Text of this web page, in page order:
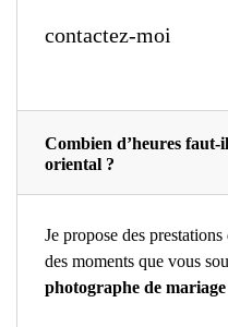
contactez-moi
Combien d’heures
oriental ?
Je propose des prestations
des moments que vous
photographe de